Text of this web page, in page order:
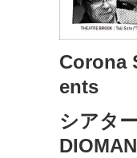
Corona
ents
シアタ
DIOMAN